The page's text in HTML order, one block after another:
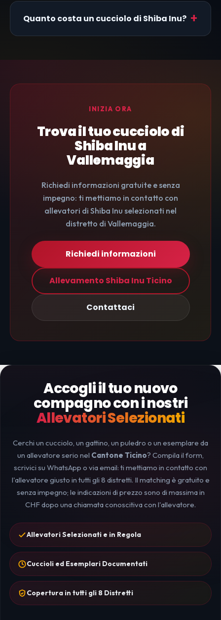
Quanto costa un cucciolo di Shiba Inu?
INIZIA ORA
Trova il tuo cucciolo di
Shiba Inu a
Vallemaggia
Richiedi informazioni gratuite e senza
impegno: ti mettiamo in contatto con
allevatori di Shiba Inu selezionati nel
distretto di Vallemaggia.
Richiedi informazioni
Allevamento Shiba Inu Ticino
Contattaci
Accogli il tuo nuovo
compagno con i nostri
Allevatori Selezionati
Cerchi un cucciolo, un gattino, un puledro o un esemplare da
un allevatore serio nel Cantone Ticino? Compila il form,
scrivici su WhatsApp o via email: ti mettiamo in contatto con
l'allevatore giusto in tutti gli 8 distretti. Il matching è gratuito e
senza impegno; le indicazioni di prezzo sono di massima in
CHF dopo una chiamata conoscitiva con l'allevatore.
Allevatori Selezionati e in Regola
Cuccioli ed Esemplari Documentati
Copertura in tutti gli 8 Distretti